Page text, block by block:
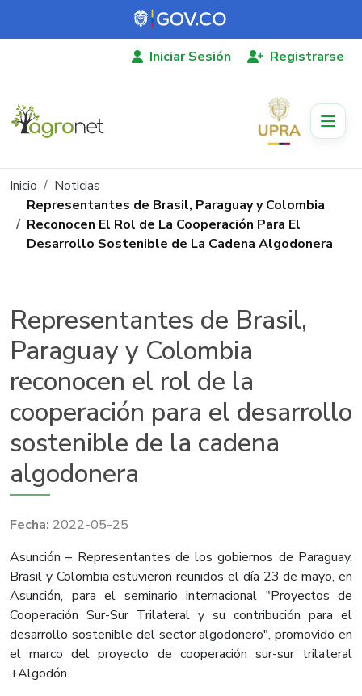
Pasar al contenido principal
Iniciar Sesión Registrarse
Ruta de navegación
Inicio
Noticias
Representantes de Brasil, Paraguay y Colombia
Reconocen El Rol de La Cooperación Para El
Desarrollo Sostenible de La Cadena Algodonera
Representantes de Brasil,
Paraguay y Colombia
reconocen el rol de la
cooperación para el desarrollo
sostenible de la cadena
algodonera
2022-05-25
Asunción – Representantes de los gobiernos de Paraguay,
Brasil y Colombia estuvieron reunidos el día 23 de mayo, en
Asunción, para el seminario internacional "Proyectos de
Cooperación Sur-Sur Trilateral y su contribución para el
desarrollo sostenible del sector algodonero", promovido en
el marco del proyecto de cooperación sur-sur trilateral
+Algodón.